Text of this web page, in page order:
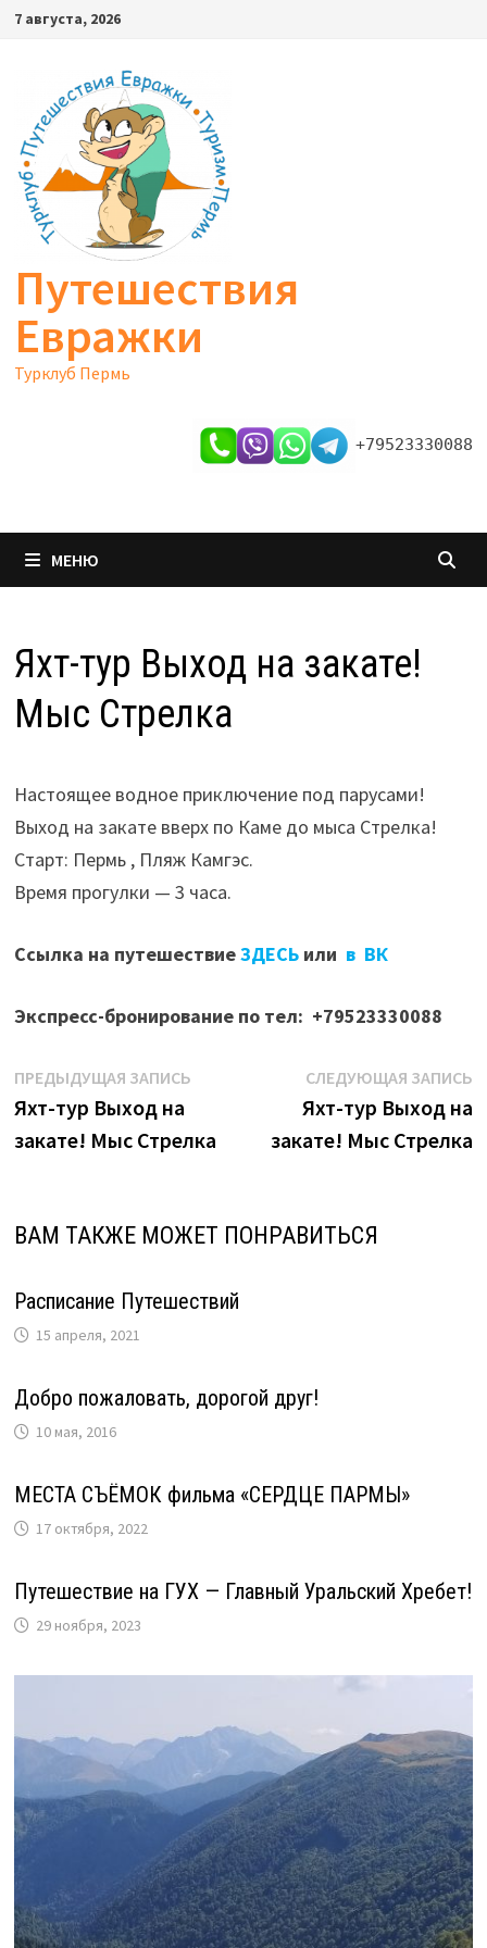
Перейти
содержимому
7 августа, 2026
Путешествия
Евражки
Турклуб Пермь
+79523330088
МЕНЮ
Яхт-тур Выход на закате!
Мыс Стрелка
Настоящее водное приключение под парусами!
Выход на закате вверх по Каме до мыса Стрелка!
Старт: Пермь , Пляж Камгэс.
Время прогулки — 3 часа.
Ссылка на путешествиеЗДЕСЬ или в ВК
Экспресс-бронирование по тел: +79523330088
Навигация
по
ПРЕДЫДУЩАЯ ЗАПИСЬПредыдущая
Яхт-тур Выход на
закате! Мыс Стрелка
СЛЕДУЮЩАЯ ЗАПИСЬ
Яхт-тур Выход на
закате! Мыс Стрелка
ВАМ ТАКЖЕ МОЖЕТ ПОНРАВИТЬСЯ
Расписание Путешествий
15 апреля, 2021
Добро пожаловать, дорогой друг!
10 мая, 2016
МЕСТА СЪЁМОК фильма «СЕРДЦЕ ПАРМЫ»
17 октября, 2022
Путешествие на ГУХ — Главный Уральский Хребет!
29 ноября, 2023